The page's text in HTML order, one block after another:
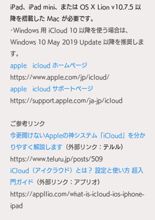
iPad、iPad mini、または OS X Lion v10.7.5 以
降を搭載した Mac が必要です。
･Windows 用 iCloud 10 以降を使う場合は、
Windows 10 May 2019 Update 以降を推奨しま
す。
apple icloud ホームページ
https://www.apple.com/jp/icloud/
apple icloud サポートページ
https://support.apple.com/ja-jp/icloud
ご参考リンク
今更聞けないAppleの神システム「iCloud」を分か
りやすく解説します （外部リンク： テルル）​
https://www.teluru.jp/posts/509
iCloud（アイクラウド）とは？ 設定と使い方 超入
門ガイド （外部リンク：アプリオ）​
https://appllio.com/what-is-icloud-ios-iphone-
ipad